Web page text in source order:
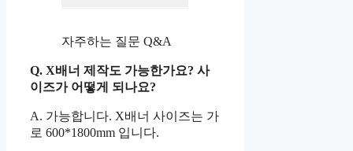
자주하는 질문 Q&A
Q. X배너 제작도 가능한가요? 사
이즈가 어떻게 되나요?
A. 가능합니다. X배너 사이즈는 가
로 600*1800mm 입니다.